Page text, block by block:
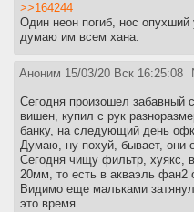
>>164244
Один неон погиб, нос опухший
думаю им всем хана.
Аноним 15/03/20 Вск 16:25:08
Сегодня произошел забавный
вишен, купил с рук
банку, на следующий день
Думаю, ну похуй, бывает, они
Сегодня чищу фильтр, хуякс,
20мм, то есть в акваэль фан2
Видимо еще мальками
это время.